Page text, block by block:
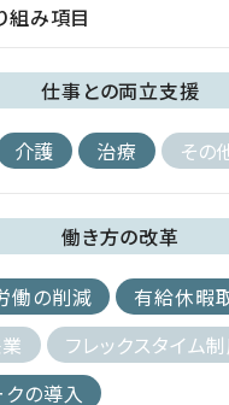
組み項目
仕事との両立支援
介護 治療 その
働き方の改革
働の削減
有給休暇
フレックスタイム
の導入